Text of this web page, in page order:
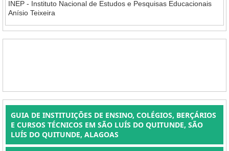
INEP - Instituto Nacional de Estudos e Pesquisas Educacionais
Anísio Teixeira
GUIA DE INSTITUIÇÕES DE ENSINO, COLÉGIOS, BERÇÁRIOS
E CURSOS TÉCNICOS EM SÃO LUÍS DO QUITUNDE, SÃO
LUÍS DO QUITUNDE, ALAGOAS